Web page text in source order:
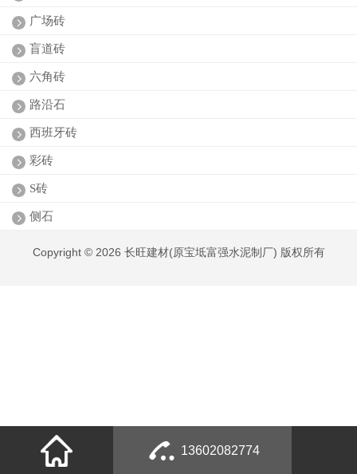
广场砖
盲道砖
六角砖
路沿石
西班牙砖
彩砖
S砖
侧石
Copyright © 2026 长旺建材(原宝坻富强水泥制厂) 版权所有
13602082774